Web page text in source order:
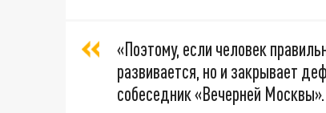
«Поэтому, если человек
развивается, но и закрывает
собеседник «Вечерней Москвы».